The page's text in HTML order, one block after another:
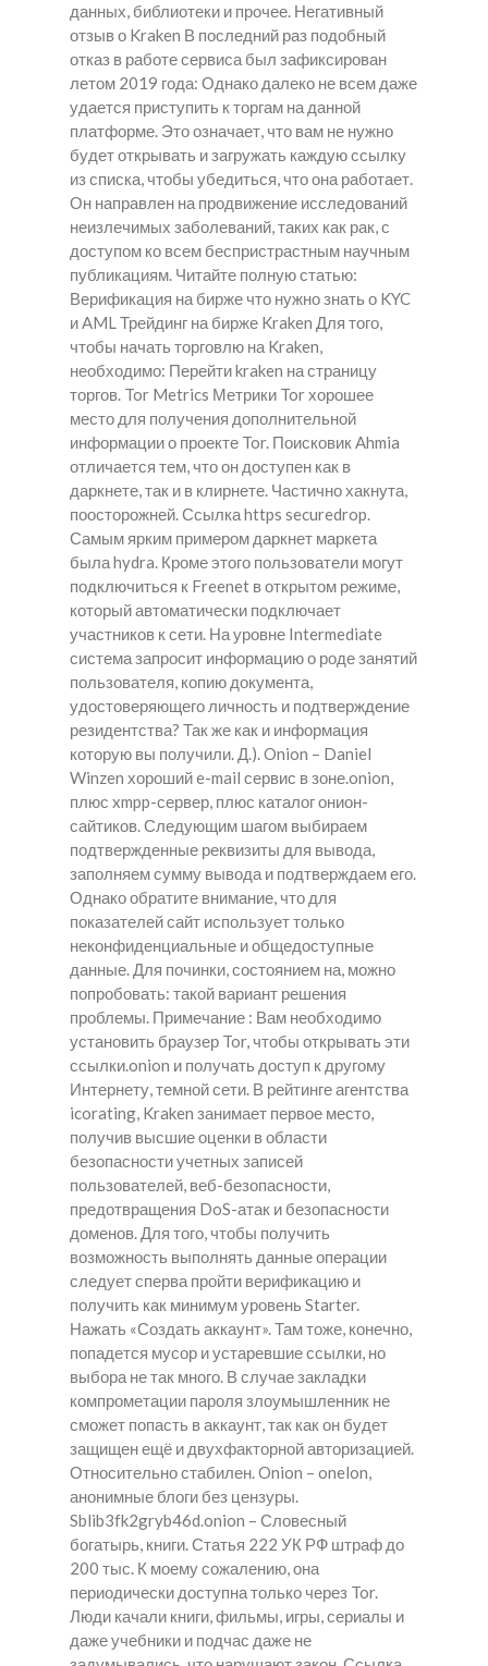
данных, библиотеки и прочее. Негативный
отзыв о Kraken В последний раз подобный
отказ в работе сервиса был зафиксирован
летом 2019 года: Однако далеко не всем даже
удается приступить к торгам на данной
платформе. Это означает, что вам не нужно
будет открывать и загружать каждую ссылку
из списка, чтобы убедиться, что она работает.
Он направлен на продвижение исследований
неизлечимых заболеваний, таких как рак, с
доступом ко всем беспристрастным научным
публикациям. Читайте полную статью:
Верификация на бирже что нужно знать о KYC
и AML Трейдинг на бирже Kraken Для того,
чтобы начать торговлю на Kraken,
необходимо: Перейти kraken на страницу
торгов. Tor Metrics Метрики Tor хорошее
место для получения дополнительной
информации о проекте Tor. Поисковик Ahmia
отличается тем, что он доступен как в
даркнете, так и в клирнете. Частично хакнута,
поосторожней. Ссылка https securedrop.
Самым ярким примером даркнет маркета
была hydra. Кроме этого пользователи могут
подключиться к Freenet в открытом режиме,
который автоматически подключает
участников к сети. На уровне Intermediate
система запросит информацию о роде занятий
пользователя, копию документа,
удостоверяющего личность и подтверждение
резидентства? Так же как и информация
которую вы получили. Д.). Onion – Daniel
Winzen хороший e-mail сервис в зоне.onion,
плюс xmpp-сервер, плюс каталог онион-
сайтиков. Следующим шагом выбираем
подтвержденные реквизиты для вывода,
заполняем сумму вывода и подтверждаем его.
Однако обратите внимание, что для
показателей сайт использует только
неконфиденциальные и общедоступные
данные. Для починки, состоянием на, можно
попробовать: такой вариант решения
проблемы. Примечание : Вам необходимо
установить браузер Tor, чтобы открывать эти
ссылки.onion и получать доступ к другому
Интернету, темной сети. В рейтинге агентства
icorating, Kraken занимает первое место,
получив высшие оценки в области
безопасности учетных записей
пользователей, веб-безопасности,
предотвращения DoS-атак и безопасности
доменов. Для того, чтобы получить
возможность выполнять данные операции
следует сперва пройти верификацию и
получить как минимум уровень Starter.
Нажать «Создать аккаунт». Там тоже, конечно,
попадется мусор и устаревшие ссылки, но
выбора не так много. В случае закладки
компрометации пароля злоумышленник не
сможет попасть в аккаунт, так как он будет
защищен ещё и двухфакторной авторизацией.
Относительно стабилен. Onion – onelon,
анонимные блоги без цензуры.
Sblib3fk2gryb46d.onion – Словесный
богатырь, книги. Статья 222 УК РФ штраф до
200 тыс. К моему сожалению, она
периодически доступна только через Tor.
Люди качали книги, фильмы, игры, сериалы и
даже учебники и подчас даже не